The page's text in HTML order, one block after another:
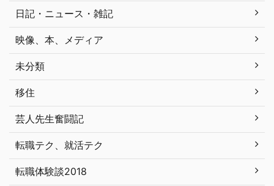
日記・ニュース・雑記
映像、本、メディア
未分類
移住
芸人先生奮闘記
転職テク、就活テク
転職体験談2018